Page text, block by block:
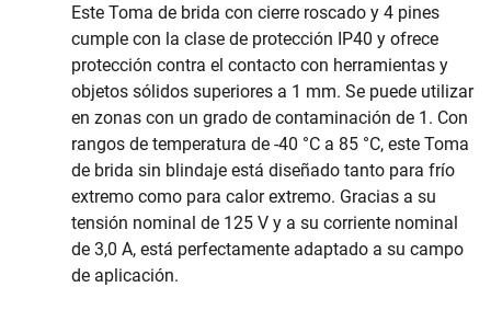
Este Toma de brida con cierre roscado y 4 pines
cumple con la clase de protección IP40 y ofrece
protección contra el contacto con herramientas y
objetos sólidos superiores a 1 mm. Se puede utilizar
en zonas con un grado de contaminación de 1. Con
rangos de temperatura de -40 °C a 85 °C, este Toma
de brida sin blindaje está diseñado tanto para frío
extremo como para calor extremo. Gracias a su
tensión nominal de 125 V y a su corriente nominal
de 3,0 A, está perfectamente adaptado a su campo
de aplicación.